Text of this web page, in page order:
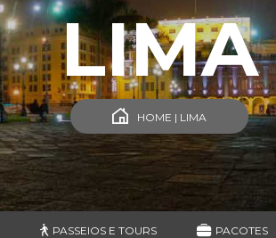
LIMA
HOME | LIMA
PASSEIOS E TOURS PACOTES